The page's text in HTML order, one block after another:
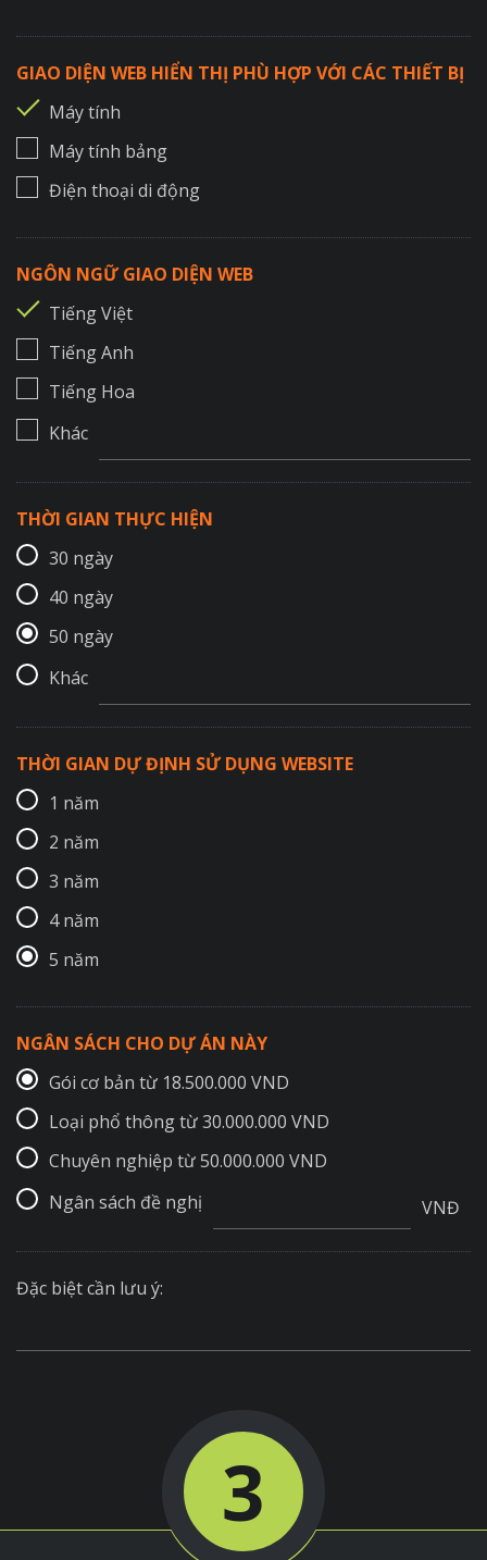
GIAO DIỆN WEB HIỂN THỊ PHÙ HỢP VỚI CÁC THIẾT BỊ
Máy tính
Máy tính bảng
Điện thoại di động
NGÔN NGỮ GIAO DIỆN WEB
Tiếng Việt
Tiếng Anh
Tiếng Hoa
Khác
THỜI GIAN THỰC HIỆN
30 ngày
40 ngày
50 ngày
Khác
THỜI GIAN DỰ ĐỊNH SỬ DỤNG WEBSITE
1 năm
2 năm
3 năm
4 năm
5 năm
NGÂN SÁCH CHO DỰ ÁN NÀY
Gói cơ bản từ 18.500.000 VND
Loại phổ thông từ 30.000.000 VND
Chuyên nghiệp từ 50.000.000 VND
Ngân sách đề nghị
VNĐ
Đặc biệt cần lưu ý:
3